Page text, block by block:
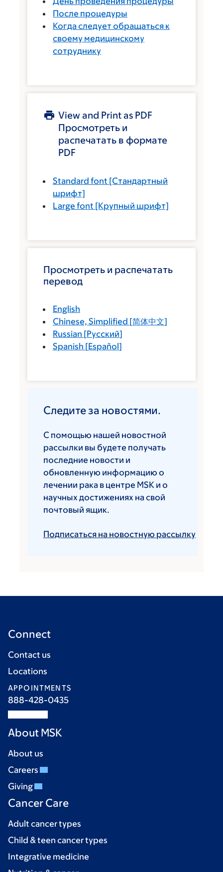
После процедуры
Когда следует обращаться к
своему медицинскому
сотруднику
View and Print as PDF
Просмотреть и
распечатать в формате
PDF
Standard font [Стандартный
шрифт]
Large font [Крупный шрифт]
Просмотреть и распечатать
перевод
English
Chinese, Simplified [简体中文]
Russian [Русский]
Spanish [Español]
Следите за новостями.
С помощью нашей новостной
рассылки вы будете получать
последние новости и
обновленную информацию о
лечении рака в центре MSK и о
научных достижениях на свой
почтовый ящик.
Подписаться на новостную рассылку
Connect
Contact us
Locations
APPOINTMENTS
888-428-0435
About MSK
About us
Careers
Giving
Cancer Care
Adult cancer types
Child & teen cancer types
Integrative medicine